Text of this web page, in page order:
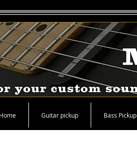
Home Guitar pickup Bass Pickup